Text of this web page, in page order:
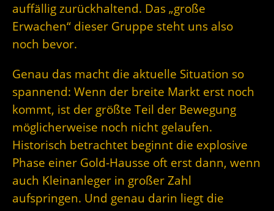
auffällig zurückhaltend. Das „große
Erwachen“ dieser Gruppe steht uns also
noch bevor.
Genau das macht die aktuelle Situation so
spannend: Wenn der breite Markt erst noch
kommt, ist der größte Teil der Bewegung
möglicherweise noch nicht gelaufen.
Historisch betrachtet beginnt die explosive
Phase einer Gold-Hausse oft erst dann, wenn
auch Kleinanleger in großer Zahl
aufspringen. Und genau darin liegt die